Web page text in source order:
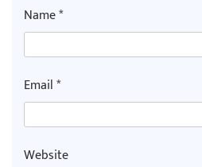
Name*
Email*
Website